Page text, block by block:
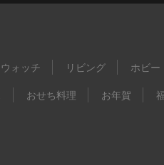
ウォッチ リビング ホビー
おせち料理 お年賀